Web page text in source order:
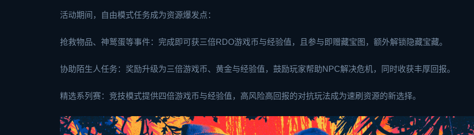
活动期间，自由模式任务成为资源爆发点：
抢救物品、神鹫蛋等事件：完成即可获三倍RDO游戏币与经验值，且参与即赠藏宝图，额外解锁隐藏宝藏。
协助陌生人任务：奖励升级为三倍游戏币、黄金与经验值，鼓励玩家帮助NPC解决危机，同时收获丰厚回报。
精选系列赛：竞技模式提供四倍游戏币与经验值，高风险高回报的对抗玩法成为速刷资源的新选择。